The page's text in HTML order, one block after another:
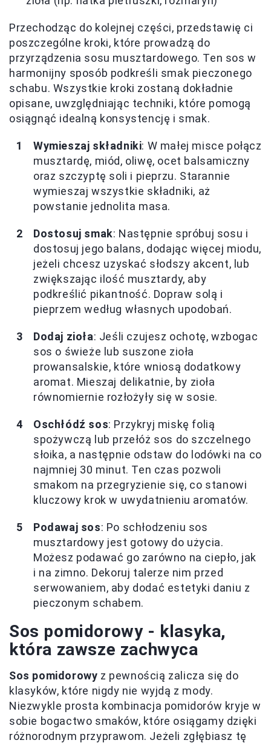
Przechodząc do kolejnej części, przedstawię ci
poszczególne kroki, które prowadzą do
przyrządzenia sosu musztardowego. Ten sos w
harmonijny sposób podkreśli smak pieczonego
schabu. Wszystkie kroki zostaną dokładnie
opisane, uwzględniając techniki, które pomogą
osiągnąć idealną konsystencję i smak.
Wymieszaj składniki: W małej misce połącz
musztardę, miód, oliwę, ocet balsamiczny
oraz szczyptę soli i pieprzu. Starannie
wymieszaj wszystkie składniki, aż
powstanie jednolita masa.
Dostosuj smak: Następnie spróbuj sosu i
dostosuj jego balans, dodając więcej miodu,
jeżeli chcesz uzyskać słodszy akcent, lub
zwiększając ilość musztardy, aby
podkreślić pikantność. Dopraw solą i
pieprzem według własnych upodobań.
Dodaj zioła: Jeśli czujesz ochotę, wzbogac
sos o świeże lub suszone zioła
prowansalskie, które wniosą dodatkowy
aromat. Mieszaj delikatnie, by zioła
równomiernie rozłożyły się w sosie.
Oschłódź sos: Przykryj miskę folią
spożywczą lub przełóż sos do szczelnego
słoika, a następnie odstaw do lodówki na co
najmniej 30 minut. Ten czas pozwoli
smakom na przegryzienie się, co stanowi
kluczowy krok w uwydatnieniu aromatów.
Podawaj sos: Po schłodzeniu sos
musztardowy jest gotowy do użycia.
Możesz podawać go zarówno na ciepło, jak
i na zimno. Dekoruj talerze nim przed
serwowaniem, aby dodać estetyki daniu z
pieczonym schabem.
Sos pomidorowy - klasyka,
która zawsze zachwyca
Sos pomidorowy z pewnością zalicza się do
klasyków, które nigdy nie wyjdą z mody.
Niezwykle prosta kombinacja pomidorów kryje w
sobie bogactwo smaków, które osiągamy dzięki
różnorodnym przyprawom. Jeżeli zgłębiasz tę